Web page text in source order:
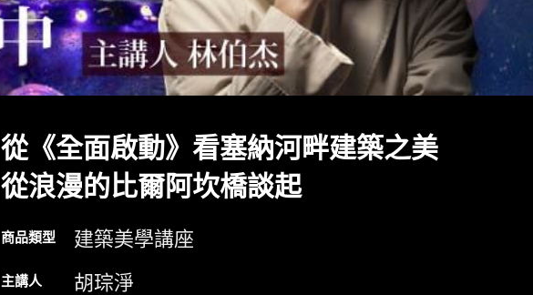
從《全面啟動》看塞納河畔建築之美
從浪漫的比爾阿坎橋談起
商品類型 建築美學講座
主講人 胡琮淨